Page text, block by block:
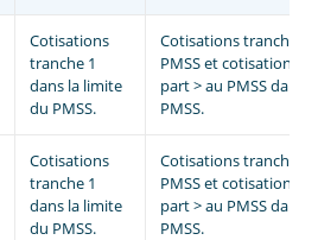
Cotisations
tranche 1
dans la limite
du PMSS.
Cotisations tranche 1
PMSS et cotisation
part > au PMSS dans
PMSS.
Cotisations
tranche 1
dans la limite
du PMSS.
Cotisations tranche 1
PMSS et cotisation
part > au PMSS dans
PMSS.